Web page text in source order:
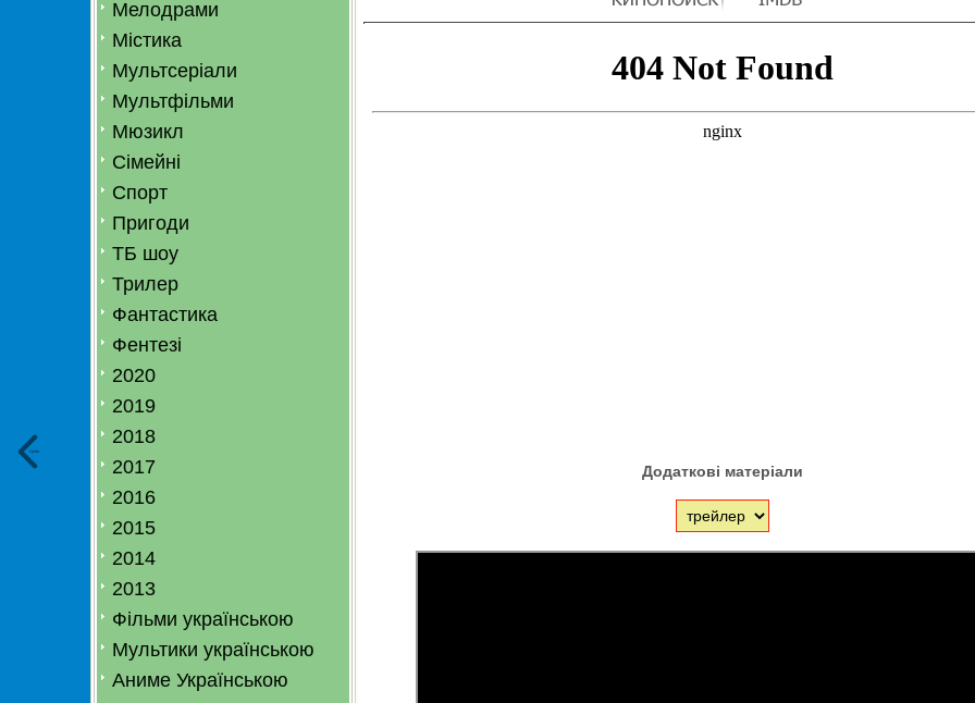
Сюди
Мелодрами
Містика
Мультсеріали
Мультфільми
Мюзикл
Сімейні
Спорт
Пригоди
ТБ шоу
Трилер
Фантастика
Фентезі
2020
2019
2018
2017
2016
2015
2014
2013
Фільми українською
Мультики українською
Аниме Українською
Додаткові матеріали